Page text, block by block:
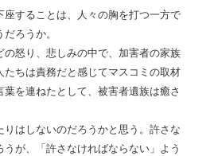
座することは、人々の胸を打つ一方で
ろうか。
の怒り、悲しみの中で、加害者の家族
たちは責務だと感じてマスコミの取材
葉を連ねたとして、被害者遺族は癒さ
はしないのだろうかと思う。許さな
が、「許さなければならない」よう